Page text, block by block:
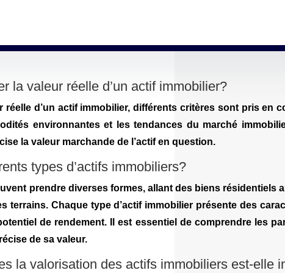
la valeur réelle d’un actif immobilier?
réelle d’un actif immobilier, différents critères sont pris en
environnantes et les tendances du marché
la valeur marchande de l’actif en question.
types d’actifs immobiliers?
prendre diverses formes, allant des biens résidentiels
terrains. Chaque type d’actif immobilier présente des
de rendement. Il est essentiel de comprendre les
de sa valeur.
la valorisation des actifs immobiliers est-elle